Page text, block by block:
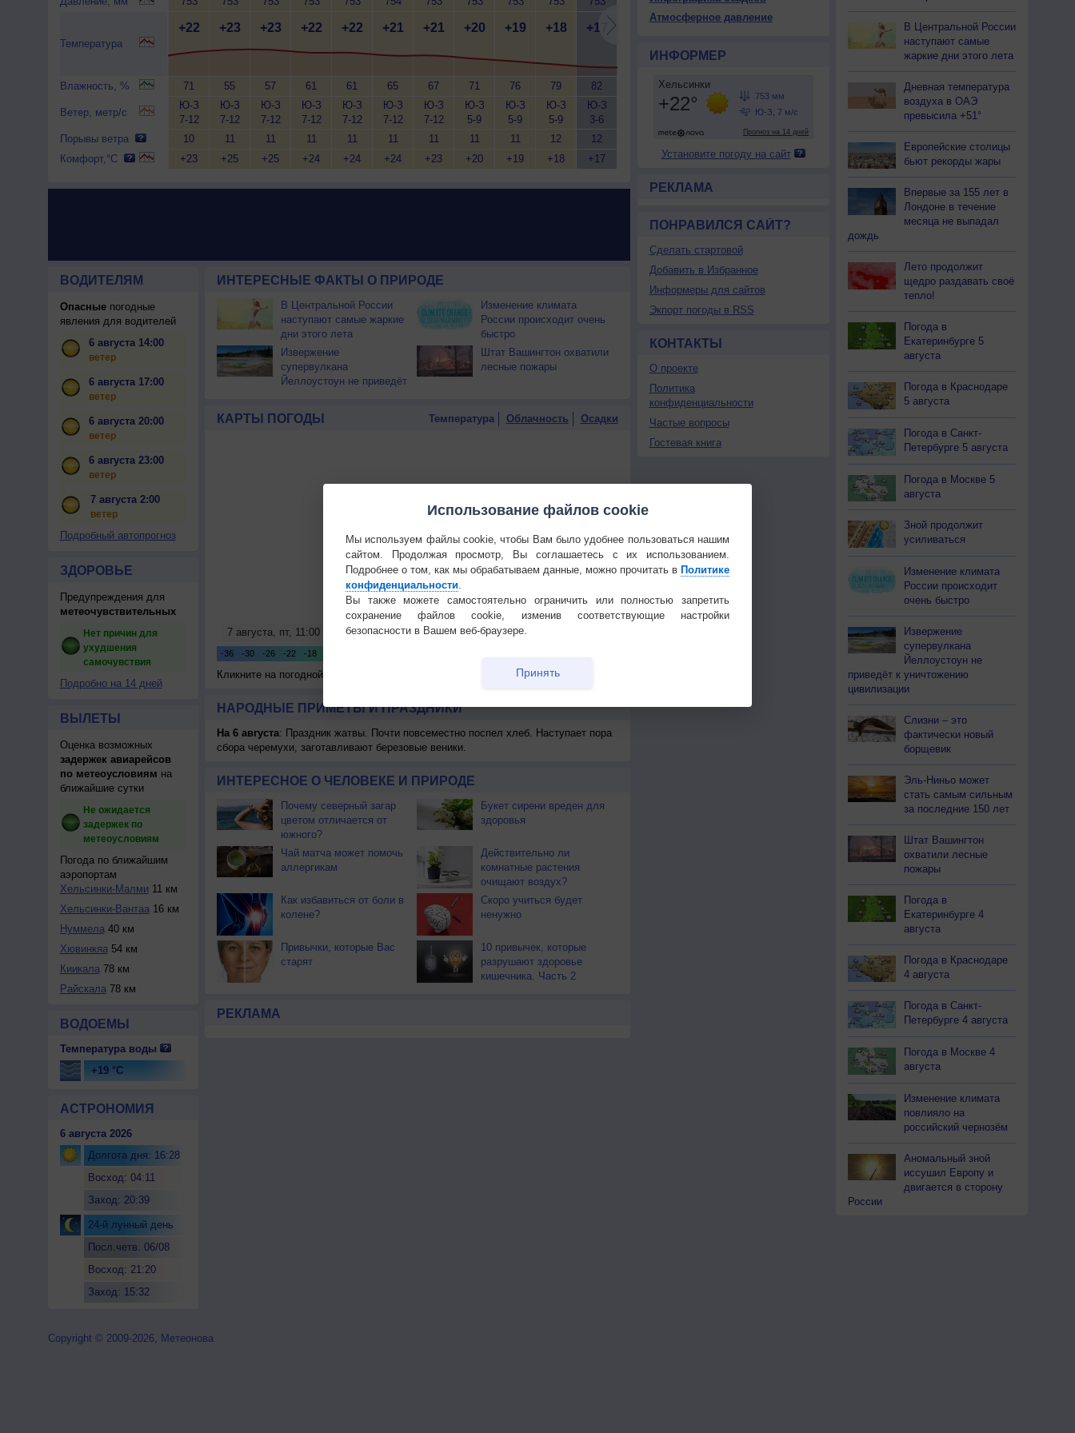
Температура
Влажность, %
Ветер, метр/с
Порывы ветра
Комфорт,°C
+22
71
Ю-З
7-12
10
+23
+23
55
Ю-З
7-12
11
+25
+23
57
Ю-З
7-12
11
+25
+22
61
Ю-З
7-12
11
+24
+22
61
Ю-З
7-12
11
+24
+21
65
Ю-З
7-12
11
+24
+21
67
Ю-З
7-12
11
+23
+20
71
Ю-З
5-9
11
+20
+19
76
Ю-З
5-9
11
+19
+18
79
Ю-З
5-9
12
+18
+17
82
Ю-З
3-6
12
+17
+17
79
Ю
13
+17
+18
+18
13
+18
13
+17
+18
+17
77
Ю-З
+17
+16
80
Ю-З
3-6
+16
+17
75
Ю-З
5-9
+17
+18
71
+18
ВОДИТЕЛЯМ
Опасныепогодные
явления для водителей
6 августа 14:00
ветер
6 августа 17:00
ветер
6 августа 20:00
ветер
6 августа 23:00
ветер
7 августа 2:00
ветер
Подробный автопрогноз
ЗДОРОВЬЕ
Предупреждения для
метеочувствительных
Нет причин для
ухудшения
самочувствия
Подробно на 14 дней
ВЫЛЕТЫ
Оценка возможных
задержек авиарейсов
по метеоусловиям на
ближайшие сутки
Не ожидается
задержек по
метеоусловиям
Погода по ближайшим
аэропортам
Хельсинки-Малми 11 км
Хельсинки-Вантаа16 км
Нуммела40 км
Хювинкяа54 км
Киикала78 км
Райскала78 км
ВОДОЕМЫ
Температура воды
+19 °C
АСТРОНОМИЯ
6 августа 2026
Долгота дня: 16:28
Восход: 04:11
Заход: 20:39
24-й лунный день
Посл.четв. 06/08
Восход: 21:20
Заход: 15:32
ИНТЕРЕСНЫЕ ФАКТЫ О ПРИРОДЕ
В Центральной России
наступают самые жаркие
дни этого лета
Изменение климата
России происходит очень
быстро
Извержение
супервулкана
Йеллоустоун не приведёт
Штат Вашингтон охватили
лесные пожары
КАРТЫ ПОГОДЫ Температура Облачность Осадки
Кликните на погодной карте для получения подробных данных
НАРОДНЫЕ ПРИМЕТЫ И ПРАЗДНИКИ
На 6 августа: Праздник жатвы. Почти повсеместно поспел хлеб. Наступает пора
сбора черемухи, заготавливают березовые веники.
ИНТЕРЕСНОЕ О ЧЕЛОВЕКЕ И ПРИРОДЕ
Почему северный загар
цветом отличается от
южного?
Букет сирени вреден для
здоровья
Чай матча может помочь
аллергикам
Действительно ли
комнатные растения
очищают воздух?
Как избавиться от боли в
колене?
Скоро учиться будет
ненужно
Привычки, которые Вас
старят
10 привычек, которые
разрушают здоровье
кишечника. Часть 2
РЕКЛАМА
Атмосферное давление
ИНФОРМЕР
Установите погоду на сайт
РЕКЛАМА
ПОНРАВИЛСЯ САЙТ?
Сделать стартовой
Добавить в Избранное
Информеры для сайтов
Экпорт погоды в RSS
КОНТАКТЫ
О проекте
Политика
конфиденциальности
Частые вопросы
Гостевая книга
В Центральной России
наступают самые
жаркие дни этого лета
Дневная температура
воздуха в ОАЭ
превысила +51°
Европейские столицы
бьют рекорды жары
Впервые за 155 лет в
Лондоне в течение
месяца не выпадал
дождь
Лето продолжит
щедро раздавать своё
тепло!
Погода в
Екатеринбурге 5
августа
Погода в Краснодаре
5 августа
Погода в Санкт-
Петербурге 5 августа
Погода в Москве 5
августа
Зной продолжит
усиливаться
Изменение климата
России происходит
очень быстро
Извержение
супервулкана
Йеллоустоун не
приведёт к уничтожению
цивилизации
Слизни – это
фактически новый
борщевик
Эль-Ниньо может
стать самым сильным
за последние 150 лет
Штат Вашингтон
охватили лесные
пожары
Погода в
Екатеринбурге 4
августа
Погода в Краснодаре
4 августа
Погода в Санкт-
Петербурге 4 августа
Погода в Москве 4
августа
Изменение климата
повлияло на
российский чернозём
Аномальный зной
иссушил Европу и
двигается в сторону
России
Copyright © 2009-2026, Метеонова
Использование файлов cookie
Мы используем файлы cookie, чтобы Вам было удобнее пользоваться нашим
сайтом. Продолжая просмотр, Вы соглашаетесь с их использованием.
Подробнее о том, как мы обрабатываем данные, можно прочитать в Политике
конфиденциальности.
Вы также можете самостоятельно ограничить или полностью запретить
сохранение файлов cookie, изменив соответствующие настройки
безопасности в Вашем веб-браузере.
Принять